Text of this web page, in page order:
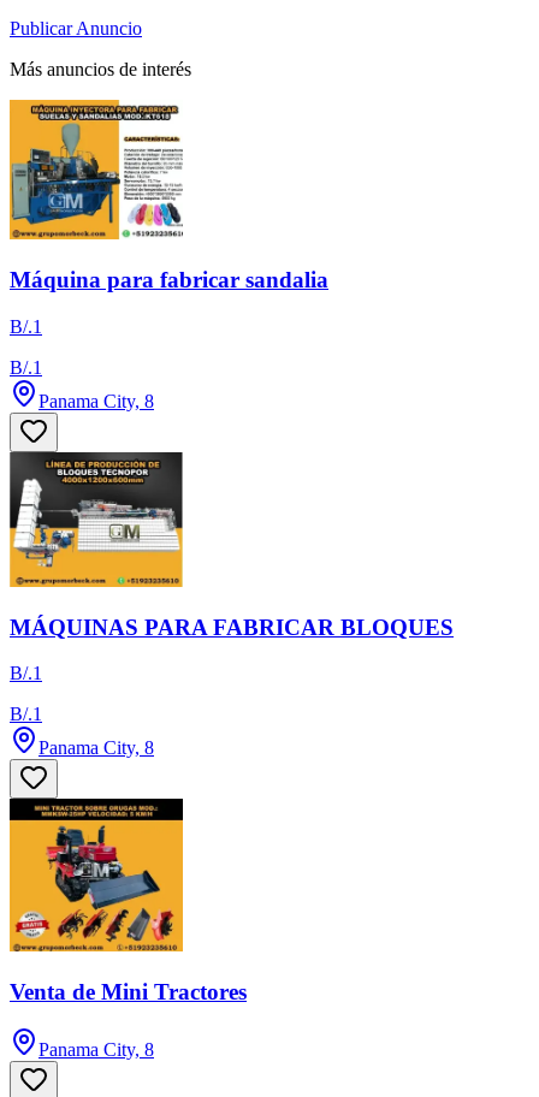
Publicar Anuncio
Más anuncios de interés
Máquina para fabricar sandalia
B/.1
B/.1
Panama City, 8
MÁQUINAS PARA FABRICAR BLOQUES
B/.1
B/.1
Panama City, 8
Venta de Mini Tractores
Panama City, 8